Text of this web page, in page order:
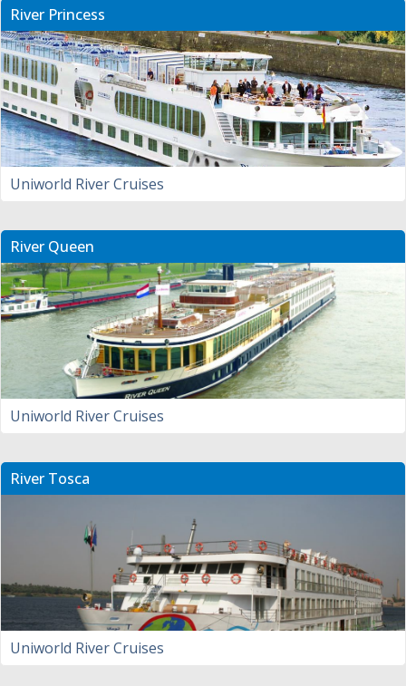
River Princess
Uniworld River Cruises
River Queen
Uniworld River Cruises
River Tosca
Uniworld River Cruises